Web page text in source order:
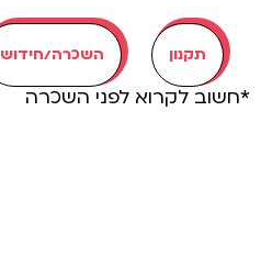
תקנון השכרה/חידוש​
*חשוב לקרוא לפני השכרה